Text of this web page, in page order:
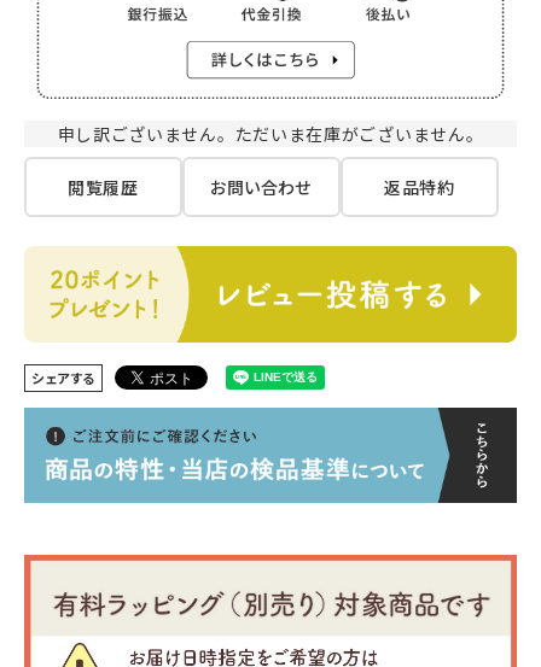
申し訳ございません。ただいま在庫がございません。
閲覧履歴 お問い合わせ 返品特約
シェアする